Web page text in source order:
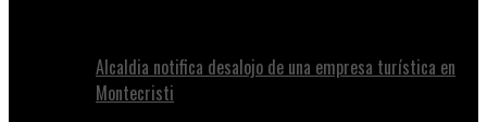
Alcaldia notifica desalojo de una empresa turística en
Montecristi